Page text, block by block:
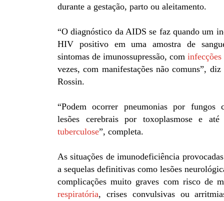
durante a gestação, parto ou aleitamento.
“O diagnóstico da AIDS se faz quando um
HIV positivo em uma amostra de
sintomas de imunossupressão, cominfecções
vezes, com manifestações não comuns”,
Rossin.
“Podem ocorrer pneumonias por fungos
lesões cerebrais por toxoplasmose e
tuberculose”, completa.
As situações de imunodeficiência
a sequelas definitivas como lesões
complicações muito graves com risco de
respiratória, crises convulsivas ou